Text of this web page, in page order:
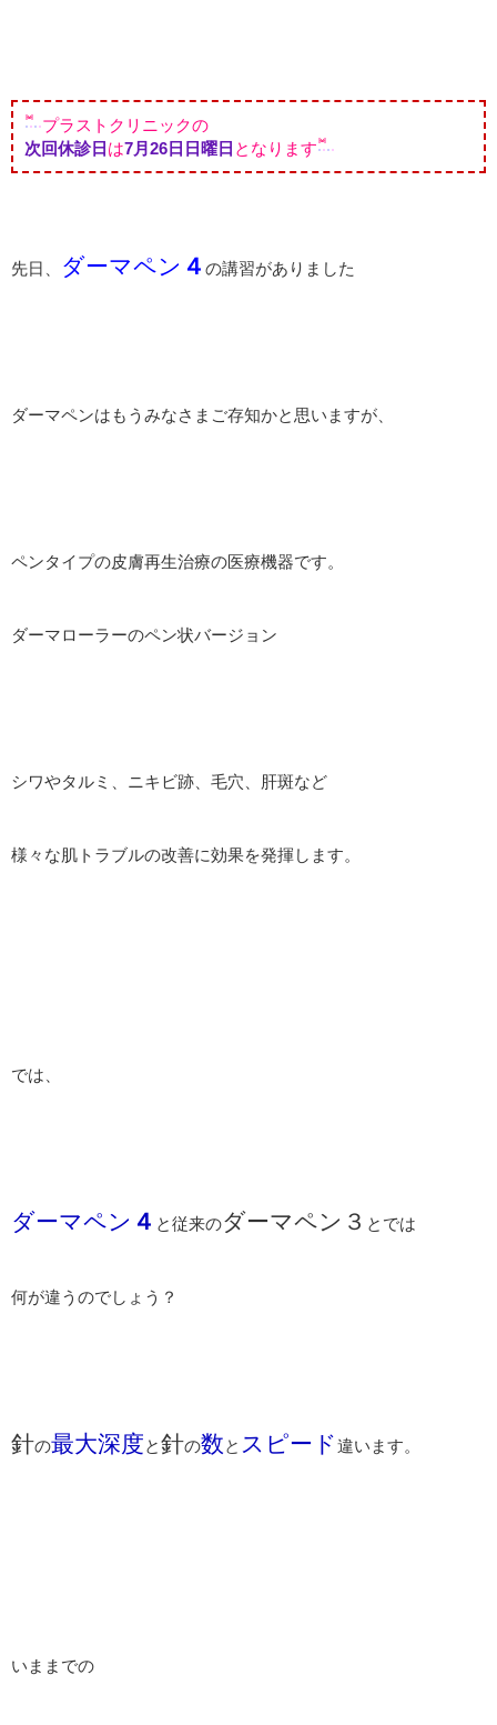
プラストクリニックの
次回休診日 は7月26 日日曜日 となります
先日、 ダーマペン ４ の講習がありました
ダーマペンはもうみなさまご存知かと思いますが、
ペンタイプの皮膚再生治療の医療機器です。
ダーマローラーのペン状バージョン
シワやタルミ、ニキビ跡、毛穴、肝斑など
様々な肌トラブルの改善に効果を発揮します。
では、
ダーマペン ４ と従来のダーマペン３ とでは
何が違うのでしょう？
針の最大深度と針の数と スピード違います。
いままでの